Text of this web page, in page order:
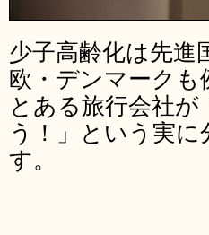
少子高齢化は先進
欧・デンマーク
とある旅行会社
う！」という実
す。